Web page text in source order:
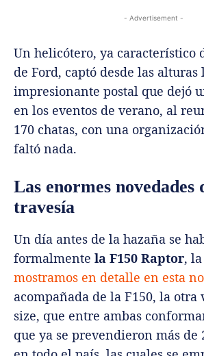
- Advertisement -
Un helicótero, ya característico
de Ford, captó desde las alturas
impresionante postal que dejó
en los eventos de verano, al
170 chatas, con una
faltó nada.
Las enormes novedades
travesía
Un día antes de la hazaña se
formalmente la F150 Raptor,
mostramos en detalle en esta
acompañada de la F150, la
size, que entre ambas
que ya se prevendieron más de